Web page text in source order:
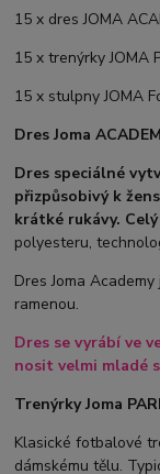
15 x dres JOMA
15 x trenýrky JOMA
15 x stulpny JOMA
Dres Joma
Dres speciálné
přizpůsobivý k
krátké rukávy.
polyesteru,
Dres Joma
ramenou.
Dres se vyrábí ve
nosit velmi mladé
Trenýrky Joma
Klasické fotbalové
dámskému tělu.